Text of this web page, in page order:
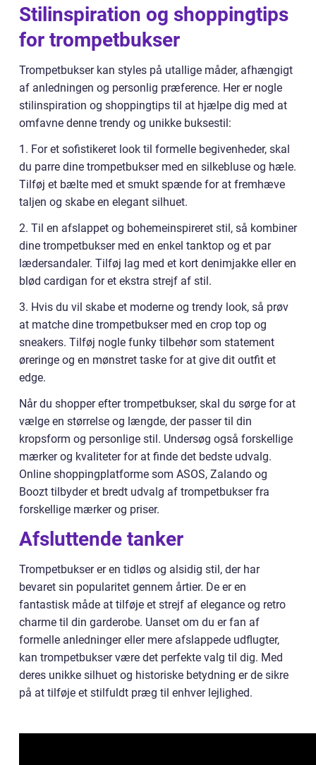
Stilinspiration og shoppingtips
for trompetbukser
Trompetbukser kan styles på utallige måder, afhængigt
af anledningen og personlig præference. Her er nogle
stilinspiration og shoppingtips til at hjælpe dig med at
omfavne denne trendy og unikke buksestil:
1. For et sofistikeret look til formelle begivenheder, skal
du parre dine trompetbukser med en silkebluse og hæle.
Tilføj et bælte med et smukt spænde for at fremhæve
taljen og skabe en elegant silhuet.
2. Til en afslappet og bohemeinspireret stil, så kombiner
dine trompetbukser med en enkel tanktop og et par
lædersandaler. Tilføj lag med et kort denimjakke eller en
blød cardigan for et ekstra strejf af stil.
3. Hvis du vil skabe et moderne og trendy look, så prøv
at matche dine trompetbukser med en crop top og
sneakers. Tilføj nogle funky tilbehør som statement
øreringe og en mønstret taske for at give dit outfit et
edge.
Når du shopper efter trompetbukser, skal du sørge for at
vælge en størrelse og længde, der passer til din
kropsform og personlige stil. Undersøg også forskellige
mærker og kvaliteter for at finde det bedste udvalg.
Online shoppingplatforme som ASOS, Zalando og
Boozt tilbyder et bredt udvalg af trompetbukser fra
forskellige mærker og priser.
Afsluttende tanker
Trompetbukser er en tidløs og alsidig stil, der har
bevaret sin popularitet gennem årtier. De er en
fantastisk måde at tilføje et strejf af elegance og retro
charme til din garderobe. Uanset om du er fan af
formelle anledninger eller mere afslappede udflugter,
kan trompetbukser være det perfekte valg til dig. Med
deres unikke silhuet og historiske betydning er de sikre
på at tilføje et stilfuldt præg til enhver lejlighed.